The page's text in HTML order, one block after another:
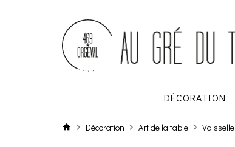
DÉCORATION
Décoration Art de la table Vaisselle